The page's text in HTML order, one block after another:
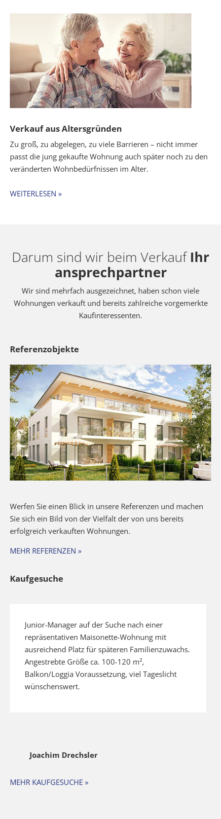
Verkauf aus Altersgründen
Zu groß, zu abgelegen, zu viele Barrieren – nicht immer
passt die jung gekaufte Wohnung auch später noch zu den
veränderten Wohnbedürfnissen im Alter.
WEITERLESEN »
Darum sind wir beim VerkaufIhr
ansprechpartner
Wir sind mehrfach ausgezeichnet, haben schon viele
Wohnungen verkauft und bereits zahlreiche vorgemerkte
Kaufinteressenten.
Referenzobjekte
Werfen Sie einen Blick in unsere Referenzen und machen
Sie sich ein Bild von der Vielfalt der von uns bereits
erfolgreich verkauften Wohnungen.
MEHR REFERENZEN »
Kaufgesuche
Junior-Manager auf der Suche nach einer
repräsentativen Maisonette-Wohnung mit
ausreichend Platz für späteren Familienzuwachs.
Angestrebte Größe ca. 100-120 m²,
Balkon/Loggia Voraussetzung, viel Tageslicht
wünschenswert.
Joachim Drechsler
MEHR KAUFGESUCHE »